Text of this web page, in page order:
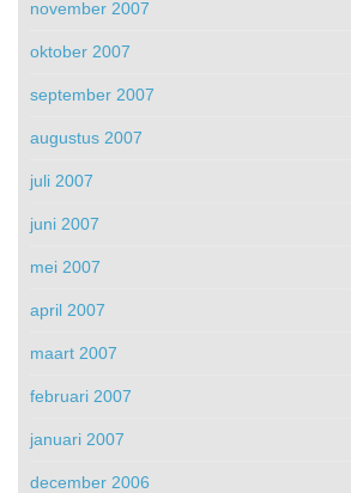
november 2007
oktober 2007
september 2007
augustus 2007
juli 2007
juni 2007
mei 2007
april 2007
maart 2007
februari 2007
januari 2007
december 2006